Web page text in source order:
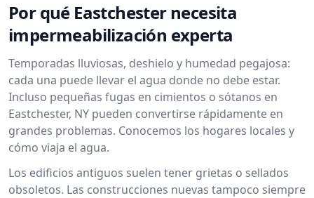
Por qué Eastchester necesita
impermeabilización experta
Temporadas lluviosas, deshielo y humedad pegajosa:
cada una puede llevar el agua donde no debe estar.
Incluso pequeñas fugas en cimientos o sótanos en
Eastchester, NY pueden convertirse rápidamente en
grandes problemas. Conocemos los hogares locales y
cómo viaja el agua.
Los edificios antiguos suelen tener grietas o sellados
obsoletos. Las construcciones nuevas tampoco siempre